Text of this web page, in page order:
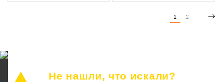
1 2
Не нашли, что искали?